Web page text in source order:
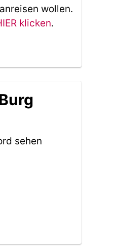
wollen.
klicken.
sehen